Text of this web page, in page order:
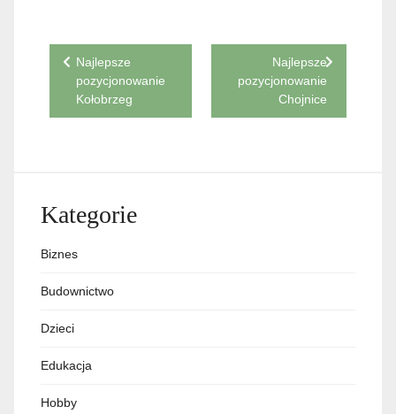
Nawigacja
wpisu
Najlepsze
pozycjonowanie
Kołobrzeg
Najlepsze
pozycjonowanie
Chojnice
Kategorie
Biznes
Budownictwo
Dzieci
Edukacja
Hobby